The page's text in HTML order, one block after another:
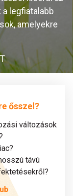
legfiatalabb
amelyekre
ősszel?
változások
távú